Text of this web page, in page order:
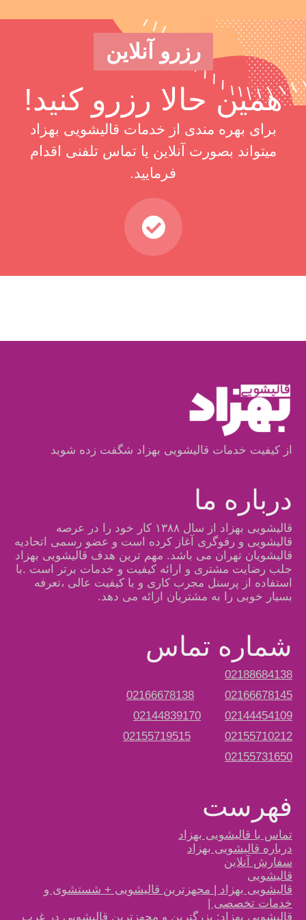
رزرو آنلاین
همین حالا رزرو کنید!
برای بهره مندی از خدمات قالیشویی بهزاد
میتواند بصورت آنلاین یا تماس تلفنی اقدام
فرمایید.
از کیفیت خدمات قالیشویی بهزاد شگفت زده شوید
درباره ما
قالیشویی بهزاد از سال ۱۳۸۸ کار خود را در عرصه
قالیشویی و رفوگری آغاز کرده است و عضو رسمی اتحادیه
قالیشویان تهران می باشد. مهم ترین هدف قالیشویی بهزاد
جلب رضایت مشتری و ارائه کیفیت و خدمات برتر است .با
استفاده از پرسنل مجرب کاری و با کیفیت عالی ،تعرفه
بسیار خوبی را به مشتریان ارائه می دهد.
شماره تماس
02188684138
02166678145
02166678138
02144454109
02144839170
02155710212
02155719515
02155731650
فهرست
تماس با قالیشویی بهزاد
درباره قالیشویی بهزاد
سفارش آنلاین
قالیشویی
قالیشویی بهزاد | مجهزترین قالیشویی + شستشوی و
خدمات تخصصی |